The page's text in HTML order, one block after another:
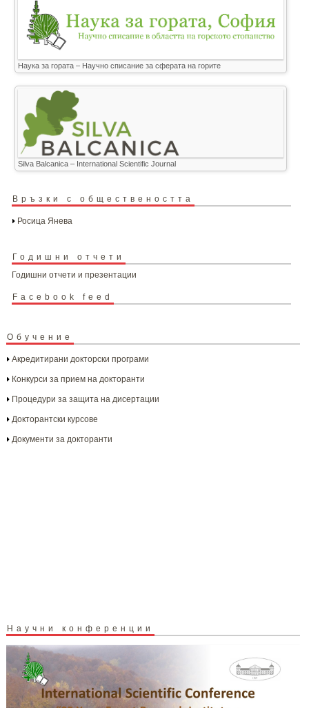
Наука за гората – Научно списание за сферата на горите
Silva Balcanica – International Scientific Journal
Връзки с обществеността
Росица Янева
Годишни отчети
Годишни отчети и презентации
Facebook feed
Обучение
Акредитирани докторски програми
Конкурси за прием на докторанти
Процедури за защита на дисертации
Докторантски курсове
Документи за докторанти
Научни конференции